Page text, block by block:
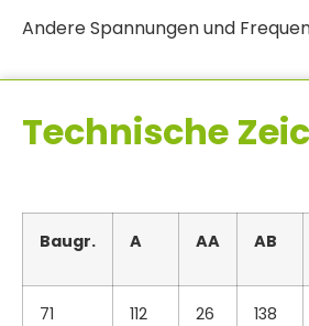
Andere Spannungen und
Technische
Baugr. A AA AB
71 112 26 138